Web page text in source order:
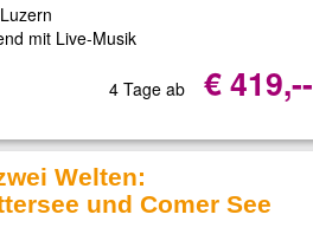
mit Live-Musik
4 Tage ab € 419,--
Welten:
und Comer See